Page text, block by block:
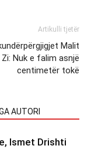
Artikulli tjetër
Malit
Nuk e falim asnjë
centimetër tokë
AUTORI
Ismet Drishti